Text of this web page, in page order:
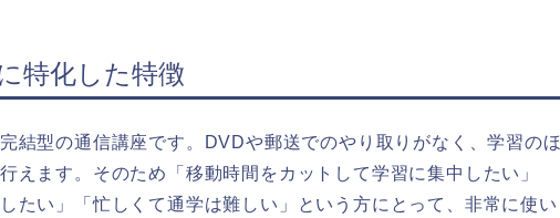
特化した特徴
結型の通信講座です。DVDや郵送でのやり取りがなく、学習のほ
えます。そのため「移動時間をカットして学習に集中したい」
たい」「忙しくて通学は難しい」という方にとって、非常に使い